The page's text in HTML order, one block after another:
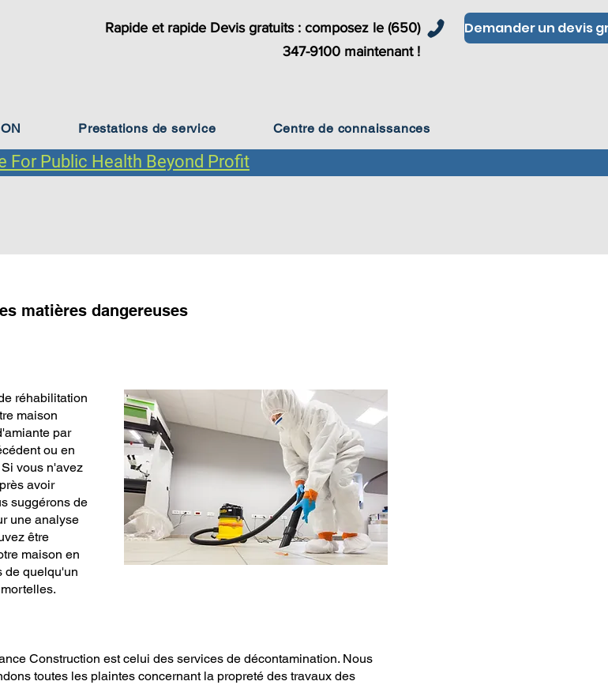
Rapide et rapide Devis gratuits : composez le (650)
347-9100 maintenant !
Prestations de service Centre de connaissances
Types de clients
For Public Health Beyond Profit
matières dangereuses
réhabilitation
maison
par
ou en
vous n'avez
avoir
suggérons de
une analyse
être
maison en
de quelqu'un
Construction est celui des services de décontamination. Nous
toutes les plaintes concernant la propreté des travaux des